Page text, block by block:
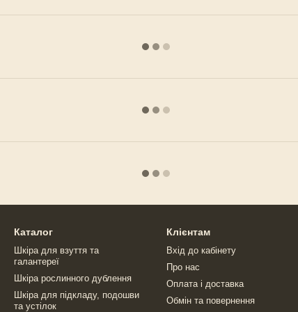
Каталог
Шкіра для взуття та
галантереї
Шкіра рослинного дублення
Шкіра для підкладу, подошви
та устілок
Клієнтам
Вхід до кабінету
Про нас
Оплата і доставка
Обмін та повернення